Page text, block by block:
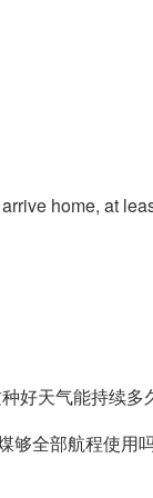
home, at
好天气能持续多
够全部航程使用